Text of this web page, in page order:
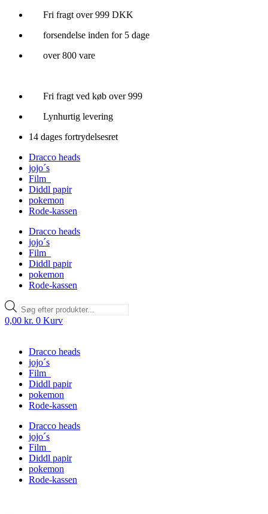
Videre
indhold
Fri fragt over 999 DKK
forsendelse inden for 5 dage
over 800 vare
Fri fragt ved køb over 999
Lynhurtig levering
14 dages fortrydelsesret
Dracco heads
jojo´s
Film
Diddl papir
pokemon
Rode-kassen
Dracco heads
jojo´s
Film
Diddl papir
pokemon
Rode-kassen
Products
search
0,00 kr. 0 Kurv
Dracco heads
jojo´s
Film
Diddl papir
pokemon
Rode-kassen
Dracco heads
jojo´s
Film
Diddl papir
pokemon
Rode-kassen